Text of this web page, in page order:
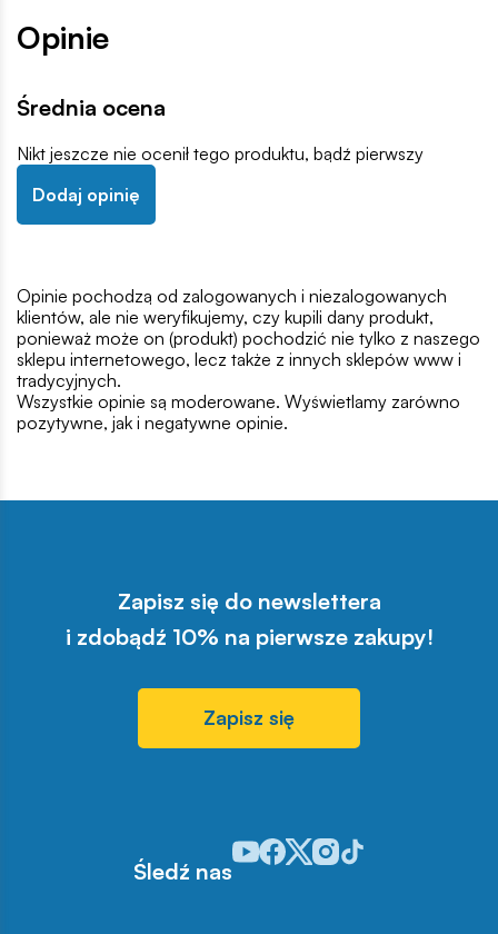
Opinie
Średnia ocena
Nikt jeszcze nie ocenił tego produktu, bądź pierwszy
Dodaj opinię
Opinie pochodzą od zalogowanych i niezalogowanych
klientów, ale nie weryfikujemy, czy kupili dany produkt,
ponieważ może on (produkt) pochodzić nie tylko z naszego
sklepu internetowego, lecz także z innych sklepów www i
tradycyjnych.
Wszystkie opinie są moderowane. Wyświetlamy zarówno
pozytywne, jak i negatywne opinie.
Zapisz się do newslettera
i zdobądź 10% na pierwsze zakupy!
Zapisz się
Śledź nas
Odwiedź nasz profil w serwisie
Odwiedź nasz profil w serwisie
Odwiedź nasz profil w
Odwiedź nasz profil w
Odwiedź nasz profil